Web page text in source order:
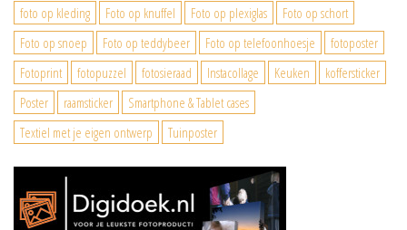
foto op kleding
Foto op knuffel Foto op plexiglas
Foto op schort
Foto op snoep
Foto op teddybeer Foto op telefoonhoesje
fotoposter
Fotoprint
fotopuzzel fotosieraad Instacollage Keuken
koffersticker
Poster
raamsticker
Smartphone & Tablet cases
Textiel met je eigen ontwerp
Tuinposter